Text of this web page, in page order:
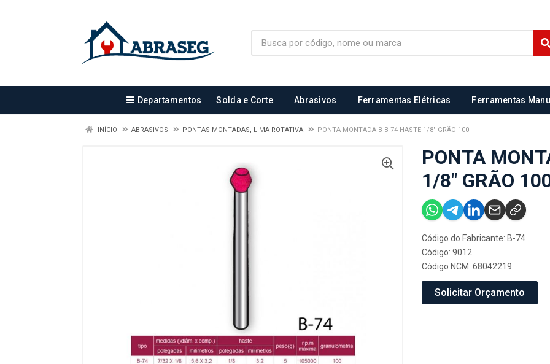
Departamentos Solda e Corte Abrasivos Ferramentas Elétricas Ferramentas
INÍCIO ABRASIVOS PONTAS MONTADAS, LIMA ROTATIVA PONTA MONTADA B B-74 HASTE 1/8" GRÃO 100
PONTA
1/8" GRÃO
Código do Fabricante: B-74
Código: 9012
Código NCM: 68042219
Solicitar Orçamento